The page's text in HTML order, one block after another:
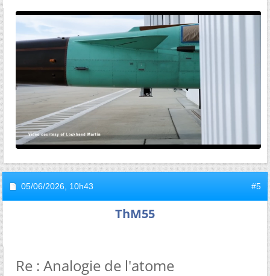
05/06/2026, 10h43 #5
ThM55
Re : Analogie de l'atome